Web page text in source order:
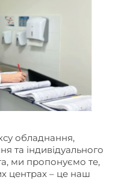
обладнання,
та індивідуального
ми пропонуємо те,
центрах – це наш